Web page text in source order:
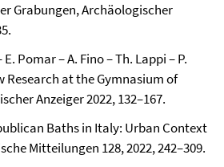
Grabungen, Archäologischer
E. Pomar – A. Fino – Th. Lappi – P.
Research at the Gymnasium of
Anzeiger 2022, 132–167.
Baths in Italy: Urban Context
Mitteilungen 128, 2022, 242–309.